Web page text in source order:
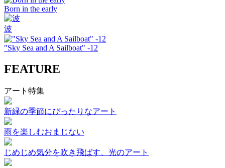
Born in the early
波
"Sky Sea and A Sailboat" -12
FEATURE
アート特集
新緑の季節にぴったりなアート
雨を楽しむおまじない
じめじめ気分を吹き飛ばす、光のアート